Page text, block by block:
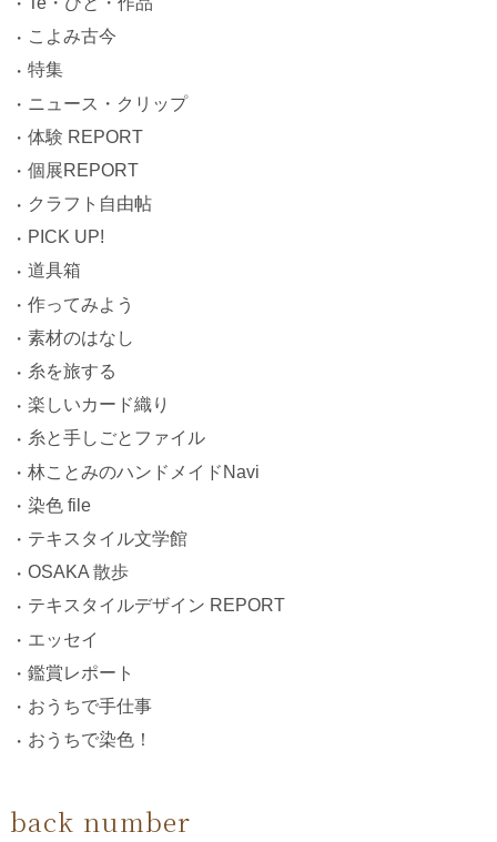
こよみ古今
特集
ニュース・クリップ
体験 REPORT
個展REPORT
クラフト自由帖
PICK UP!
道具箱
作ってみよう
素材のはなし
糸を旅する
楽しいカード織り
糸と手しごとファイル
林ことみのハンドメイドNavi
染色 file
テキスタイル文学館
OSAKA 散歩
テキスタイルデザイン REPORT
エッセイ
鑑賞レポート
おうちで手仕事
おうちで染色！
back number